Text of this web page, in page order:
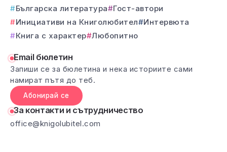
Българска литература
Гост-автори
Инициативи на Книголюбител
Интервюта
Книга с характер Любопитно
Email бюлетин
Запиши се за бюлетина и нека историите сами
намират пътя до теб.
Абонирай се
За контакти и сътрудничество
office@knigolubitel.com